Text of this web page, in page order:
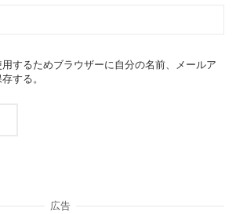
するためブラウザーに自分の名前、メールア
する。
広告